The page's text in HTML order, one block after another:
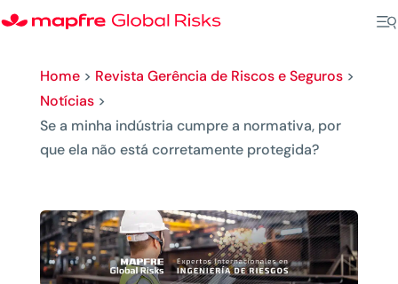
Home> Revista Gerência de Riscos e Seguros>
Notícias>
Se a minha indústria cumpre a normativa, por
que ela não está corretamente protegida?